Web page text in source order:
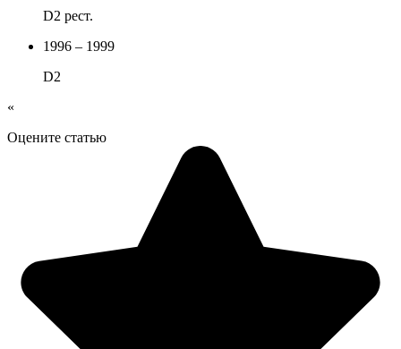
D2 рест.
1996 – 1999
D2
«
Оцените статью